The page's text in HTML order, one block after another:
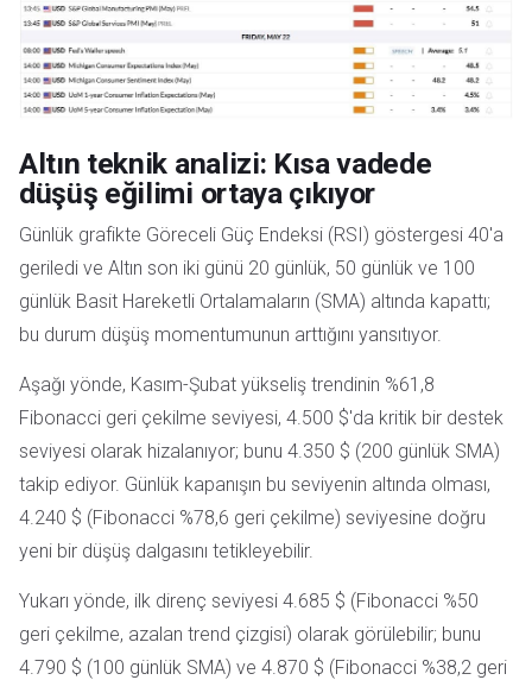
Altın teknik analizi: Kısa vadede
düşüş eğilimi ortaya çıkıyor
Günlük grafikte Göreceli Güç Endeksi (RSI) göstergesi 40'a
geriledi ve Altın son iki günü 20 günlük, 50 günlük ve 100
günlük Basit Hareketli Ortalamaların (SMA) altında kapattı;
bu durum düşüş momentumunun arttığını yansıtıyor.
Aşağı yönde, Kasım-Şubat yükseliş trendinin %61,8
Fibonacci geri çekilme seviyesi, 4.500 $'da kritik bir destek
seviyesi olarak hizalanıyor; bunu 4.350 $ (200 günlük SMA)
takip ediyor. Günlük kapanışın bu seviyenin altında olması,
4.240 $ (Fibonacci %78,6 geri çekilme) seviyesine doğru
yeni bir düşüş dalgasını tetikleyebilir.
Yukarı yönde, ilk direnç seviyesi 4.685 $ (Fibonacci %50
geri çekilme, azalan trend çizgisi) olarak görülebilir; bunu
4.790 $ (100 günlük SMA) ve 4.870 $ (Fibonacci %38,2 geri